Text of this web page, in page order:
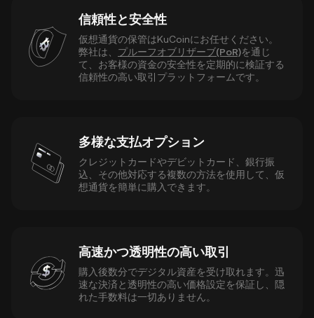
信頼性と安全性
仮想通貨の保管はKuCoinにお任せください。
弊社は、 プルーフオブリザーブ(PoR)を通じ
て、お客様の資金の安全性を定期的に検証する
信頼性の高い取引プラットフォームです。
多様な支払オプション
クレジットカードやデビットカード、銀行振
込、その他対応する複数の方法を使用して、仮
想通貨を簡単に購入できます。
高速かつ透明性の高い取引
購入後数分でデジタル資産を受け取れます。迅
速な決済と透明性の高い価格設定を保証し、隠
れた手数料は一切ありません。